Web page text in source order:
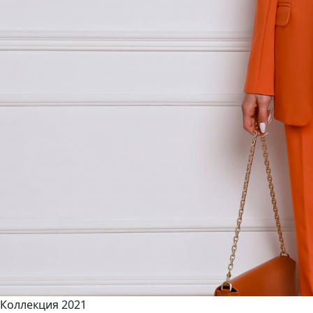
Коллекция 2021